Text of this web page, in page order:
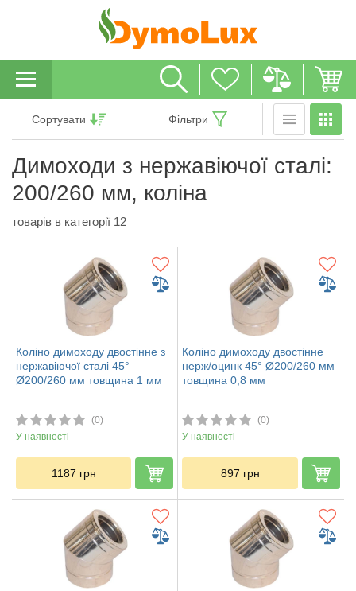
Димоходи з нержавіючої сталі:
200/260 мм, коліна
товарів в категорії 12
Сортувати Фільтри
Коліно димоходу двостінне з
нержавіючої сталі 45°
Ø200/260 мм товщина 1 мм
(0)
У наявності
1187 грн
Коліно димоходу двостінне
нерж/оцинк 45° Ø200/260 мм
товщина 0,8 мм
(0)
У наявності
897 грн